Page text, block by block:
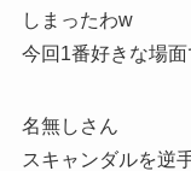
しまったわw
今回1番好きな場面
名無しさん
スキャンダルを逆